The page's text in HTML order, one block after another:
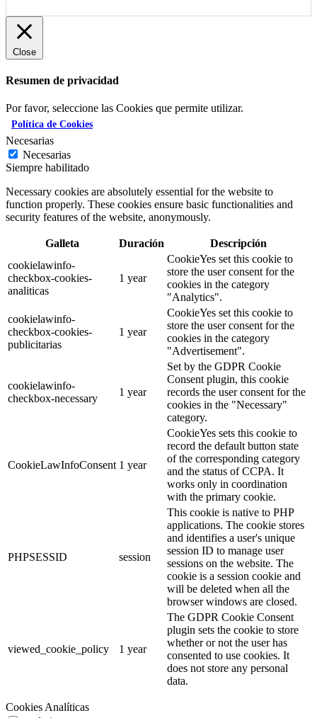
Close
Resumen de privacidad
Por favor, seleccione las Cookies que permite utilizar.
Política de Cookies
Necesarias
Necesarias
Siempre habilitado
Necessary cookies are absolutely essential for the website to
function properly. These cookies ensure basic functionalities and
security features of the website, anonymously.
Galleta Duración
Descripción
cookielawinfo-
checkbox-cookies-
analiticas
1 year
CookieYes set this cookie to
store the user consent for the
cookies in the category
"Analytics".
cookielawinfo-
checkbox-cookies-
publicitarias
1 year
CookieYes set this cookie to
store the user consent for the
cookies in the category
"Advertisement".
cookielawinfo-
checkbox-necessary
1 year
Set by the GDPR Cookie
Consent plugin, this cookie
records the user consent for the
cookies in the "Necessary"
category.
CookieLawInfoConsent 1 year
CookieYes sets this cookie to
record the default button state
of the corresponding category
and the status of CCPA. It
works only in coordination
with the primary cookie.
PHPSESSID session
This cookie is native to PHP
applications. The cookie stores
and identifies a user's unique
session ID to manage user
sessions on the website. The
cookie is a session cookie and
will be deleted when all the
browser windows are closed.
viewed_cookie_policy 1 year
The GDPR Cookie Consent
plugin sets the cookie to store
whether or not the user has
consented to use cookies. It
does not store any personal
data.
Cookies Analíticas